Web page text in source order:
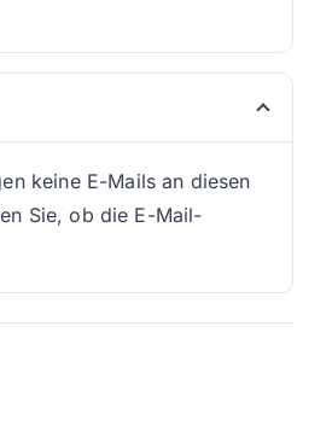
keine E-Mails an diesen
Sie, ob die E-Mail-